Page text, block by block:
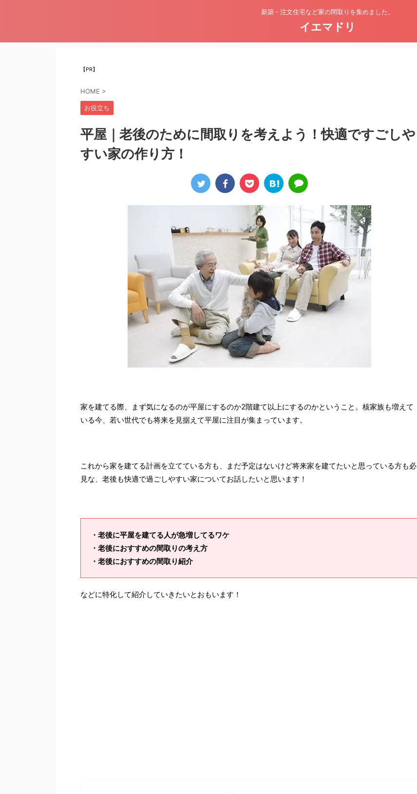
新築・注文住宅など家の間取りを集めました。
イエマドリ
【PR】
HOME >
お役立ち
平屋｜老後のために間取りを考えよう！快適ですごしや
すい家の作り方！
家を建てる際、まず気になるのが平屋にするのか2階建て以上にするのかということ。核家族も増えて
いる今、若い世代でも将来を見据えて平屋に注目が集まっています。
これから家を建てる計画を立てている方も、まだ予定はないけど将来家を建てたいと思っている方も必
見な、老後も快適で過ごしやすい家についてお話したいと思います！
・老後に平屋を建てる人が急増してるワケ
・老後におすすめの間取りの考え方
・老後におすすめの間取り紹介
などに特化して紹介していきたいとおもいます！